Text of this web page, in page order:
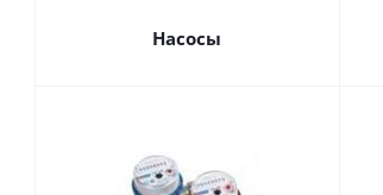
Насосы